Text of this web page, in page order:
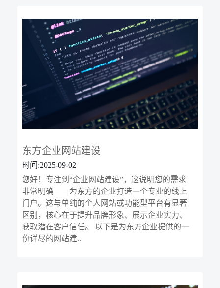
东方企业网站建设
时间:2025-09-02
您好！专注到“企业网站建设”，这说明您的需求
非常明确——为东方的企业打造一个专业的线上
门户。这与单纯的个人网站或功能型平台有显著
区别，核心在于提升品牌形象、展示企业实力、
获取潜在客户信任。 以下是为东方企业提供的一
份详尽的网站建...